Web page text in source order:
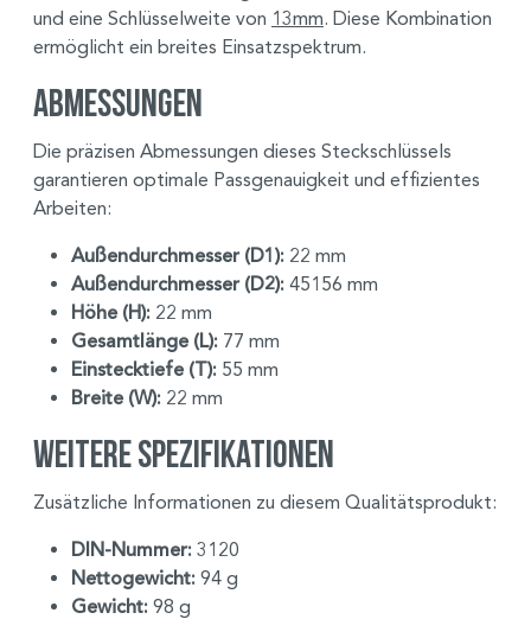
und eine Schlüsselweite von 13mm. Diese Kombination
ermöglicht ein breites Einsatzspektrum.
Abmessungen
Die präzisen Abmessungen dieses Steckschlüssels
garantieren optimale Passgenauigkeit und effizientes
Arbeiten:
Außendurchmesser (D1): 22 mm
Außendurchmesser (D2): 45156 mm
Höhe (H): 22 mm
Gesamtlänge (L): 77 mm
Einstecktiefe (T): 55 mm
Breite (W): 22 mm
Weitere Spezifikationen
Zusätzliche Informationen zu diesem Qualitätsprodukt:
DIN-Nummer: 3120
Nettogewicht: 94 g
Gewicht: 98 g